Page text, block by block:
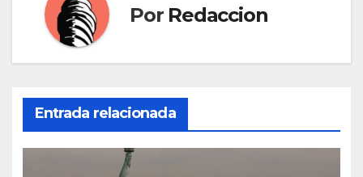
Por Redaccion
Entrada relacionada